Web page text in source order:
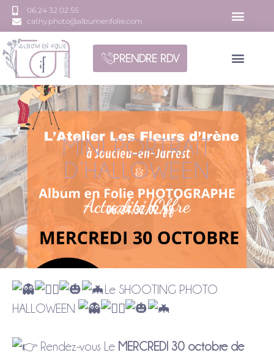
06 24 32 02 55
cathy.photo@albumenfolie.com
PRENDRE RDV
MINI PORTRAIT
D’HALLOWEEN
Actualité/Offre
Le SHOOTING PHOTO
HALLOWEEN
Rendez-vous Le MERCREDI 30 octobre de